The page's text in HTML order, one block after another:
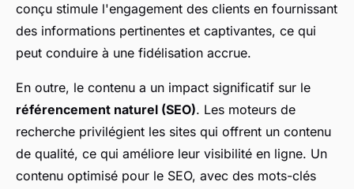
conçu stimule l'engagement des clients en fournissant
des informations pertinentes et captivantes, ce qui
peut conduire à une fidélisation accrue.
En outre, le contenu a un impact significatif sur le
référencement naturel (SEO). Les moteurs de
recherche privilégient les sites qui offrent un contenu
de qualité, ce qui améliore leur visibilité en ligne. Un
contenu optimisé pour le SEO, avec des mots-clés